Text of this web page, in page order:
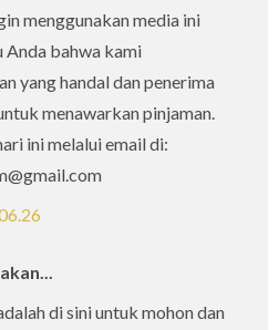
menggunakan media ini
bahwa kami
yang handal dan penerima
menawarkan pinjaman.
ini melalui email di:
di sini untuk mohon dan